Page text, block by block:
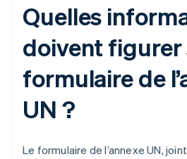
Quelles
doivent figurer
formulaire de
UN ?
Le formulaire de l’annexe UN,